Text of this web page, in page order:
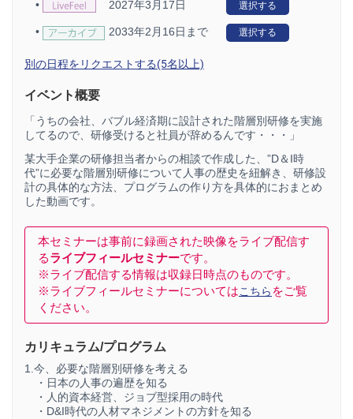
• 2027年3月17日 選択する
• 2033年2月16日まで 選択する
別の日程をリクエストする(5名以上)
イベント概要
「うちの会社、バブル経済期に設計された階層別研修を実施
してるので、研修受けると社員が辞めるんです・・・」
某大手企業の研修担当者からの相談で作成した、”D＆I時
代”に必要な階層別研修について人事の歴史を紐解き、研修設
計の具体的な方法、プログラムの作り方を具体的におまとめ
した動画です。
本セミナーは事前に録画された映像をライブ配信す
るライブフィールセミナーです。
※ライブ配信する情報は収録日時点のものです。
※ライブフィールセミナーについてはこちら をご覧
ください。
カリキュラム/プログラム
1.今、必要な階層別研修を考える
・日本の人事の遍歴を知る
・人的資本経営、ジョブ型採用の時代
・D&I時代の人材マネジメントの方針を知る